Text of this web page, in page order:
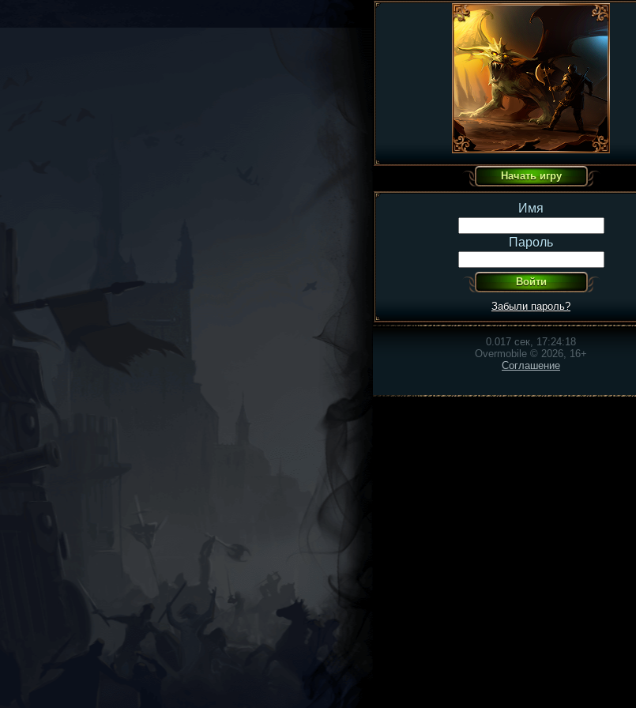
Имя
Пароль
Забыли пароль?
0.017 сек, 17:24:18
Overmobile © 2026, 16+
Соглашение